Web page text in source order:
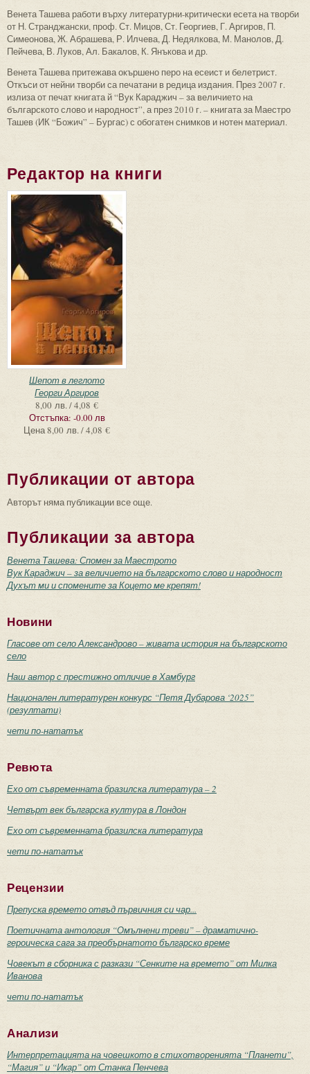
Венета Ташева работи върху литературни-критически есета на творби
от Н. Странджански, проф. Ст. Мицов, Ст. Георгиев, Г. Аргиров, П.
Симеонова, Ж. Абрашева, Р. Илчева, Д. Недялкова, М. Манолов, Д.
Пейчева, В. Луков, Ал. Бакалов, К. Янъкова и др.
Венета Ташева притежава окършено перо на есеист и белетрист.
Откъси от нейни творби са печатани в редица издания. През 2007 г.
излиза от печат книгата й “Вук Караджич – за величието на
българското слово и народност”, а през 2010 г. – книгата за Маестро
Ташев (ИК “Божич” – Бургас) с обогатен снимков и нотен материал.
Редактор на книги
Шепот в леглото
Георги Аргиров
8,00 лв. / 4,08 €
Отстъпка: -0.00 лв
Цена8,00 лв. / 4,08 €
Публикации от автора
Авторът няма публикации все още.
Публикации за автора
Венета Ташева: Спомен за Маестрото
Вук Караджич – за величието на българското слово и народност
Духът ми и спомените за Коцето ме крепят!
Новини
Гласове от село Александрово – живата история на българското
село
Наш автор с престижно отличие в Хамбург
Национален литературен конкурс “Петя Дубарова ‘2025”
(резултати)
чети по-нататък
Ревюта
Ехо от съвременната бразилска литература – 2
Четвърт век българска култура в Лондон
Ехо от съвременната бразилска литература
чети по-нататък
Рецензии
Препуска времето отвъд първичния си чар...
Поетичната антология “Омълнени треви” – драматично-
героическа сага за преобърнатото българско време
Човекът в сборника с разкази “Сенките на времето” от Милка
Иванова
чети по-нататък
Анализи
Интерпретацията на човешкото в стихотворенията “Планети”,
“Магия” и “Икар” от Станка Пенчева